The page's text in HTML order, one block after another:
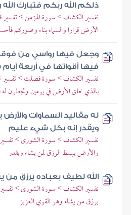
ذلكم الله ربكم فتبارك الله
تفسير الكشاف > سورة المؤمن > تفسير
الأرض قرارا والسماء بناء وصوركم
وجعل فيها رواسي من
فيها أقواتها في أربعة
تفسير الكشاف > سورة فصلت > تفسير
بالذي خلق الأرض في يومين وتجعلون له
له مقاليد السماوات
ويقدر إنه بكل شيء عليم
تفسير الكشاف > سورة الشورى > تفسير
والأرض يبسط الرزق لمن يشاء ويقدر
الله لطيف بعباده يرزق من
تفسير الكشاف > سورة الشورى > تفسير
يرزق من يشاء وهو القوي العزيز